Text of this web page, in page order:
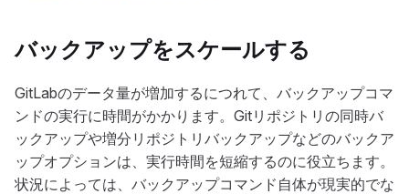
バックアップをスケールする
GitLabのデータ量が増加するにつれて、バックアップコマ
ンドの実行に時間がかかります。Gitリポジトリの同時バ
ックアップや増分リポジトリバックアップなどのバックア
ップオプションは、実行時間を短縮するのに役立ちます。
状況によっては、バックアップコマンド自体が現実的でな